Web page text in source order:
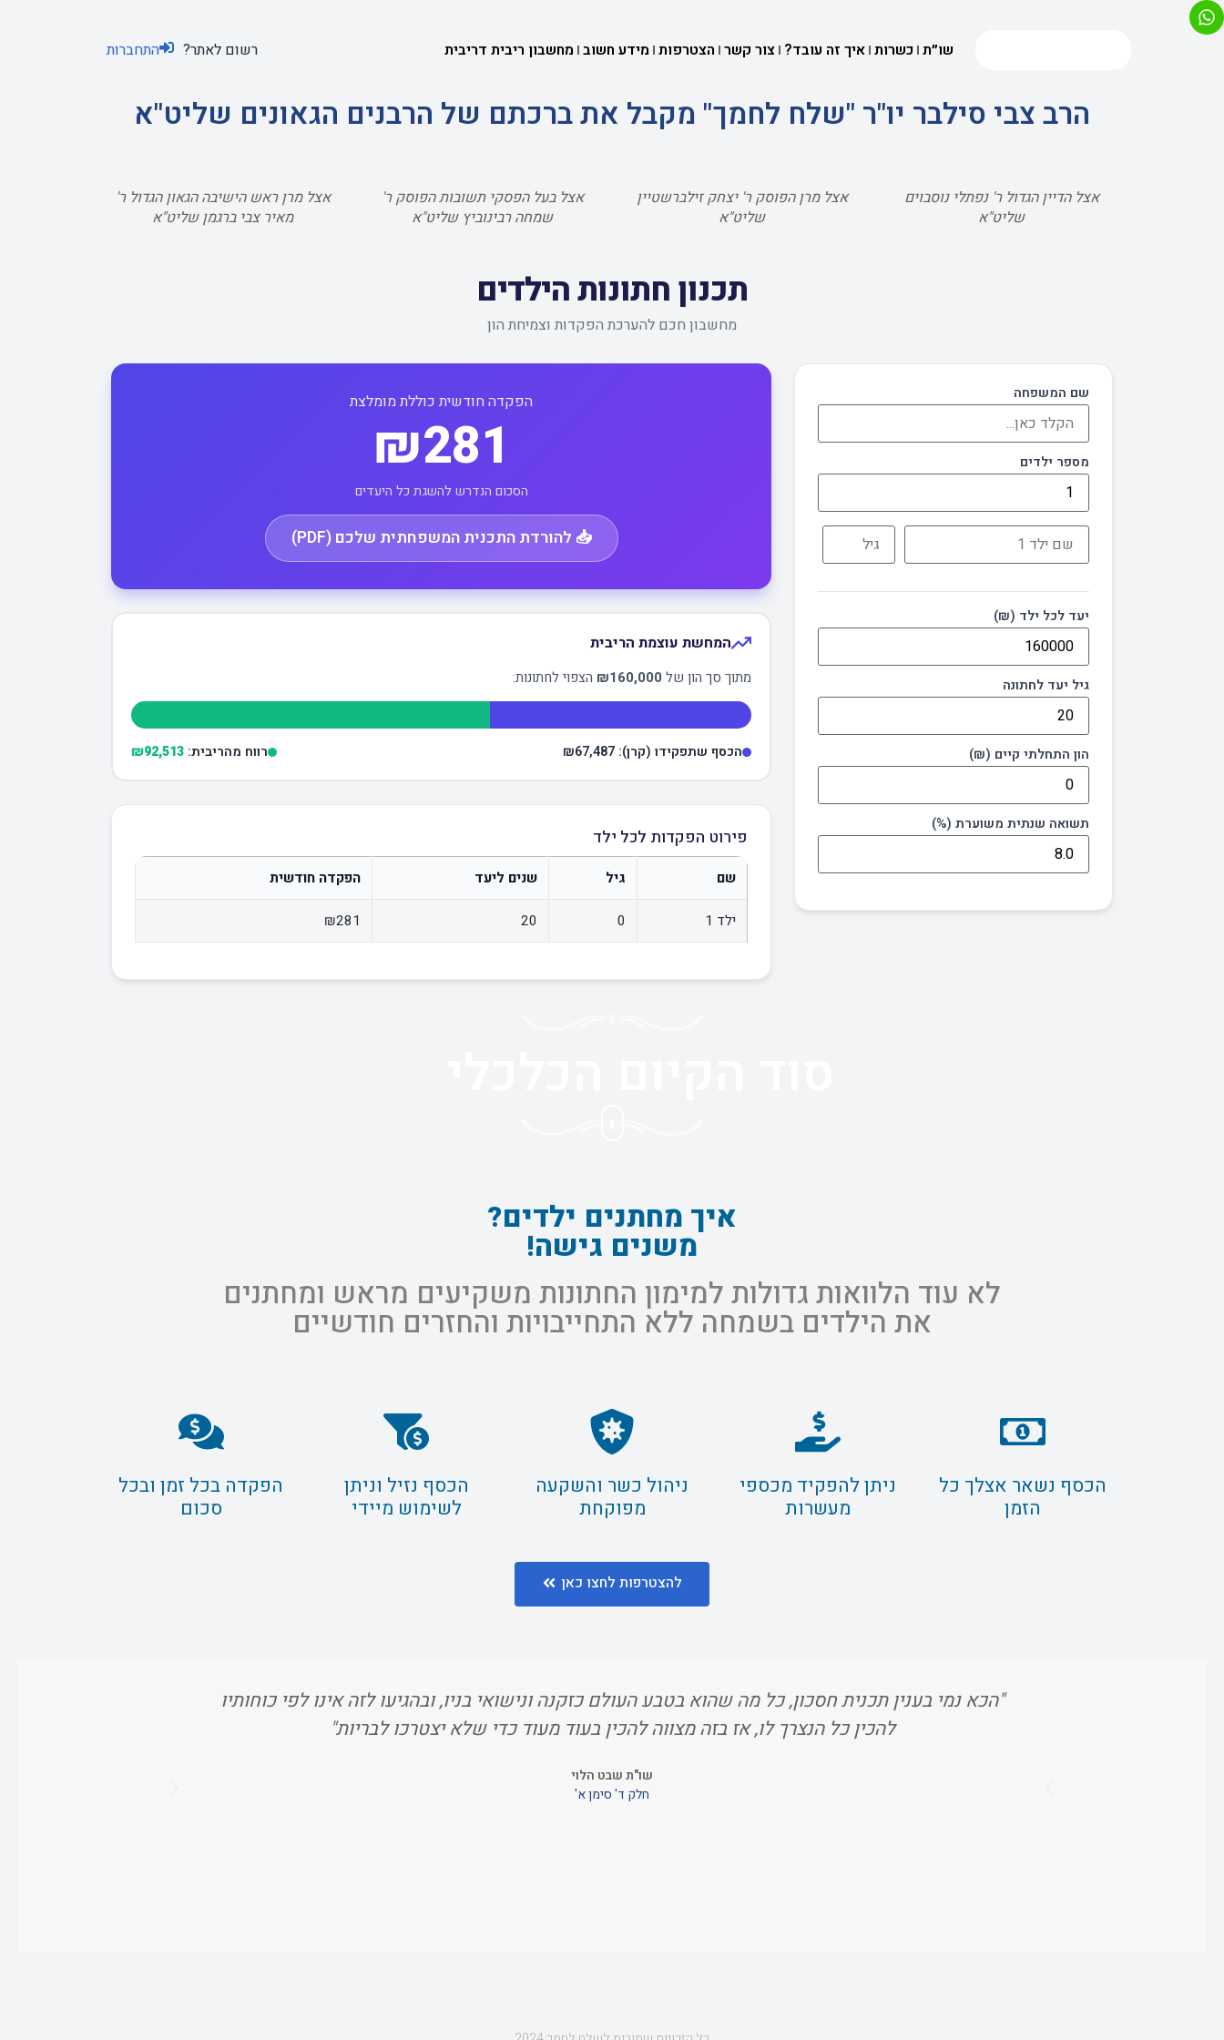
שו״ת כשרות איך זה עובד? צור קשר הצטרפות מידע חשוב מחשבון ריבית דריבית רשום לאתר? התחברות
הרב צבי סילבר יו"ר "שלח לחמך" מקבל את ברכתם של הרבנים הגאונים שליט"א
אצל הדיין הגדול ר' נפתלי נוסבוים
שליט"א
אצל מרן הפוסק ר' יצחק זילברשטיין
שליט"א
אצל בעל הפסקי תשובות הפוסק ר'
שמחה רבינוביץ שליט"א
אצל מרן ראש הישיבה הגאון הגדול ר'
מאיר צבי ברגמן שליט"א
תכנון חתונות הילדים
מחשבון חכם להערכת הפקדות וצמיחת הון
שם המשפחה
מספר ילדים
יעד לכל ילד (₪)
גיל יעד לחתונה
הון התחלתי קיים (₪)
תשואה שנתית משוערת (%)
הפקדה חודשית כוללת מומלצת
₪281
הסכום הנדרש להשגת כל היעדים
📥 להורדת התכנית המשפחתית שלכם (PDF)
המחשת עוצמת הריבית
מתוך סך הון של₪160,000 הצפוי לחתונות:
הכסף שתפקידו (קרן): ₪67,487 רווח מהריבית: ₪92,513
פירוט הפקדות לכל ילד
שם גיל שנים ליעד הפקדה חודשית
ילד 1 0
20
₪281
איך מחתנים ילדים?
משנים גישה!
לא עוד הלוואות גדולות למימון החתונות משקיעים מראש ומחתנים
את הילדים בשמחה ללא התחייבויות והחזרים חודשיים
הכסף נשאר אצלך כל
הזמן
ניתן להפקיד מכספי
מעשרות
ניהול כשר והשקעה
מפוקחת
הכסף נזיל וניתן
לשימוש מיידי
הפקדה בכל זמן ובכל
סכום
להצטרפות לחצו כאן
"הכא נמי בענין תכנית חסכון, כל מה שהוא בטבע העולם כזקנה ונישואי בניו, ובהגיעו לזה אינו לפי כוחותיו
להכין כל הנצרך לו, אז בזה מצווה להכין בעוד מעוד כדי שלא יצטרכו לבריות"
שו"ת שבט הלוי
חלק ד' סימן א'